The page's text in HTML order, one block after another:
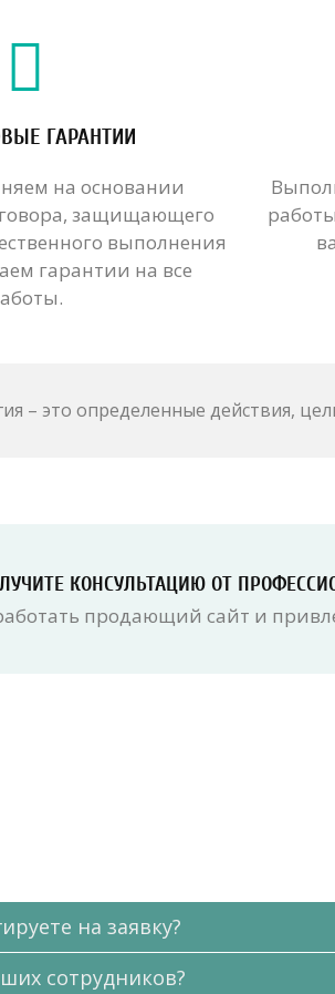
ГАРАНТИИ
на основании
защищающего
выполнения
гарантии на все
– это определенные действия,
КОНСУЛЬТАЦИЮ ОТ
продающий сайт и
на заявку?
сотрудников?